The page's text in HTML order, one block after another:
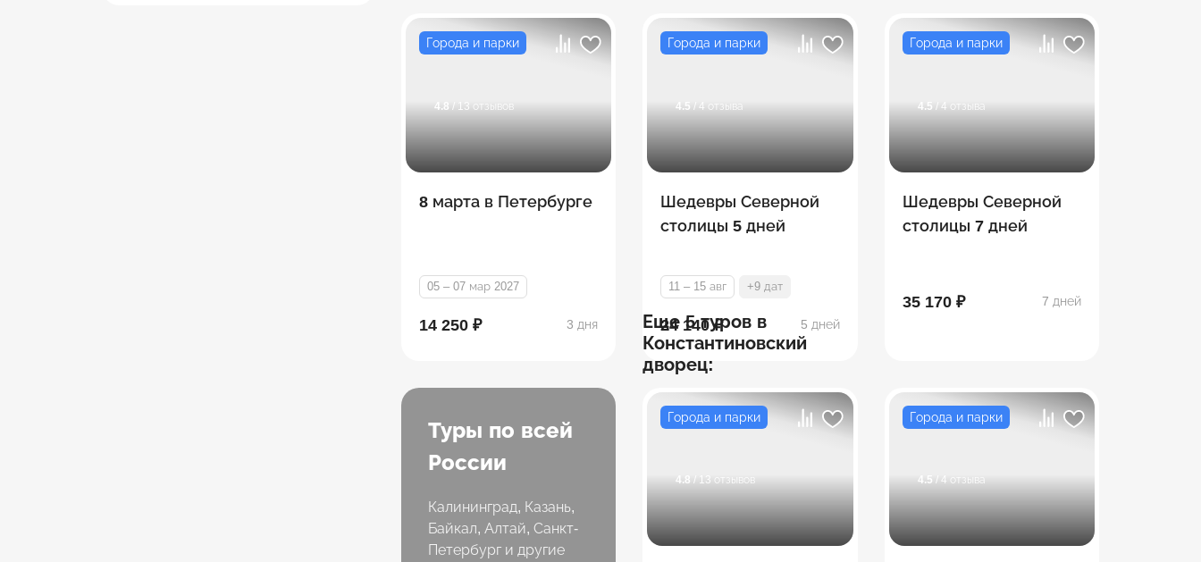
Города и парки
4.8 / 13 отзывов
8 марта в Петербурге
05 – 07 мар 2027
14 250 ₽ 3 дня
Города и парки
4.5 / 4 отзыва
Шедевры Северной
столицы 5 дней
11 – 15 авг +9 дат
24 140 ₽ 5 дней
Города и парки
4.5 / 4 отзыва
Шедевры Северной
столицы 7 дней
35 170 ₽ 7 дней
Туры по всей
России
Калининград, Казань,
Байкал, Алтай, Санкт-
Петербург и другие
Еще 5 туров в
Константиновский
дворец:
Города и парки
4.8 / 13 отзывов
Города и парки
4.5 / 4 отзыва